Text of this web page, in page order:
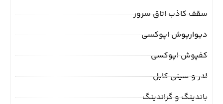
سقف کاذب اتاق سرور
دیوارپوش اپوکسی
کفپوش اپوکسی
لدر و سینی کابل
باندینگ و گراندینگ